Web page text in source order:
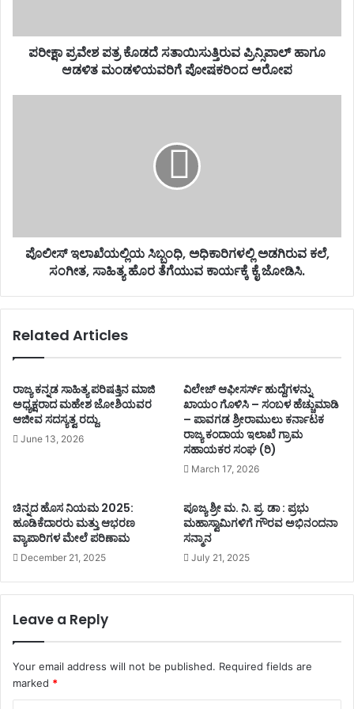
ಪರೀಕ್ಷಾ ಪ್ರವೇಶ ಪತ್ರ ಕೊಡದೆ ಸತಾಯಿಸುತ್ತಿರುವ ಪ್ರಿನ್ಸಿಪಾಲ್ ಹಾಗೂ
ಆಡಳಿತ ಮಂಡಳಿಯವರಿಗೆ ಪೋಷಕರಿಂದ ಆರೋಪ
ಪೊಲೀಸ್ ಇಲಾಖೆಯಲ್ಲಿಯ ಸಿಬ್ಬಂಧಿ, ಅಧಿಕಾರಿಗಳಲ್ಲಿ ಅಡಗಿರುವ ಕಲೆ,
ಸಂಗೀತ, ಸಾಹಿತ್ಯ ಹೊರ ತೆಗೆಯುವ ಕಾರ್ಯಕ್ಕೆ ಕೈ ಜೋಡಿಸಿ.
Related Articles
ರಾಜ್ಯ ಕನ್ನಡ ಸಾಹಿತ್ಯ ಪರಿಷತ್ತಿನ ಮಾಜಿ
ಅಧ್ಯಕ್ಷರಾದ ಮಹೇಶ ಜೋಶಿಯವರ
ಆಜೀವ ಸದಸ್ಯತ್ವ ರದ್ದು.
June 13, 2026
ವಿಲೇಜ್ ಆಫೀಸರ್ಸ್ ಹುದ್ದೆಗಳನ್ನು
ಖಾಯಂ ಗೊಳಿಸಿ – ಸಂಬಳ ಹೆಚ್ಚುಮಾಡಿ
– ಪಾವಗಡ ಶ್ರೀರಾಮುಲು ಕರ್ನಾಟಕ
ರಾಜ್ಯ ಕಂದಾಯ ಇಲಾಖೆ ಗ್ರಾಮ
ಸಹಾಯಕರ ಸಂಘ (ರಿ)
March 17, 2026
ಚಿನ್ನದ ಹೊಸ ನಿಯಮ 2025:
ಹೂಡಿಕೆದಾರರು ಮತ್ತು ಆಭರಣ
ವ್ಯಾಪಾರಿಗಳ ಮೇಲೆ ಪರಿಣಾಮ
December 21, 2025
ಪೂಜ್ಯ ಶ್ರೀ ಮ. ನಿ. ಪ್ರ. ಡಾ : ಪ್ರಭು
ಮಹಾಸ್ವಾಮಿಗಳಿಗೆ ಗೌರವ ಅಭಿನಂದನಾ
ಸನ್ಮಾನ
July 21, 2025
Leave a Reply
Your email address will not be published. Required fields are
marked *